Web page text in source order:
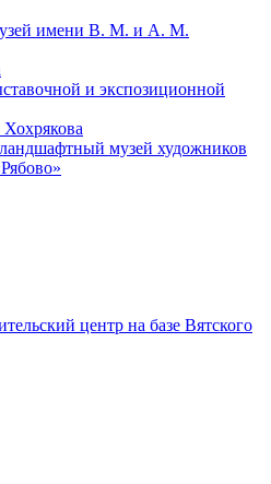
имени В. М. и А. М.
и экспозиционной
музей художников
центр на базе Вятского